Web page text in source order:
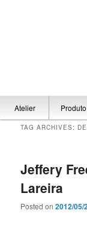
Skip to
Skip to
Atelier Produto
TAG ARCHIVES:
Jeffery
Lareira
Posted on2012/05/